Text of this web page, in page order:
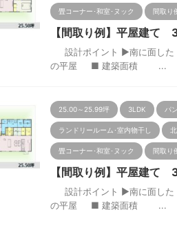
畳コーナー･和室･ヌック 間取り
【間取り例】平屋建
設計ポイント ▶南に面した
の平屋 ■ 建築面積 ...
25.00～25.99坪 3LDK パ
ランドリールーム･室内物干し
畳コーナー･和室･ヌック 間取り
【間取り例】平屋建
設計ポイント ▶南に面した
の平屋 ■ 建築面積 ...